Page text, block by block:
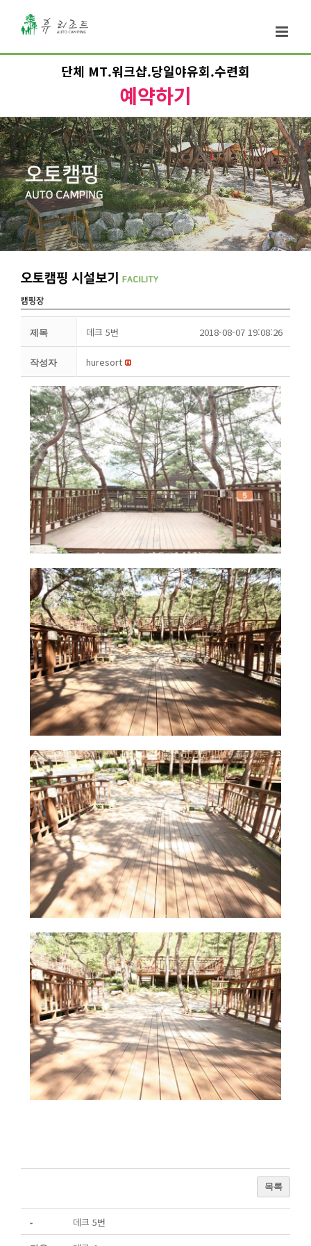
단체 MT.워크샵.당일야유회.수련회
예약하기
제목 데크 5번 2018-08-07 19:08:26
작성자 huresort
목록
- 데크 5번